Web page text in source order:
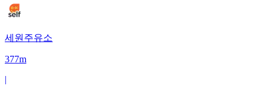
세원주유소
377m
|